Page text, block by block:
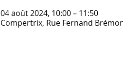
04 août 2024, 10:00 – 11:50
Compertrix, Rue Fernand